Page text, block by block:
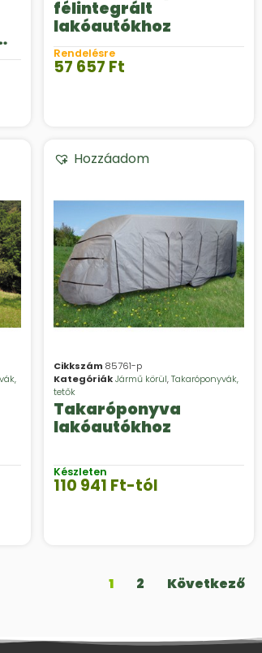
félintegrált
lakóautókhoz
Rendelésre
57 657 Ft
Hozzáadom
Cikkszám 85761-p
Kategóriák Jármű körül,Takaróponyvák,
tetők
Takaróponyva
lakóautókhoz
Készleten
110 941 Ft-tól
1 2 Következő